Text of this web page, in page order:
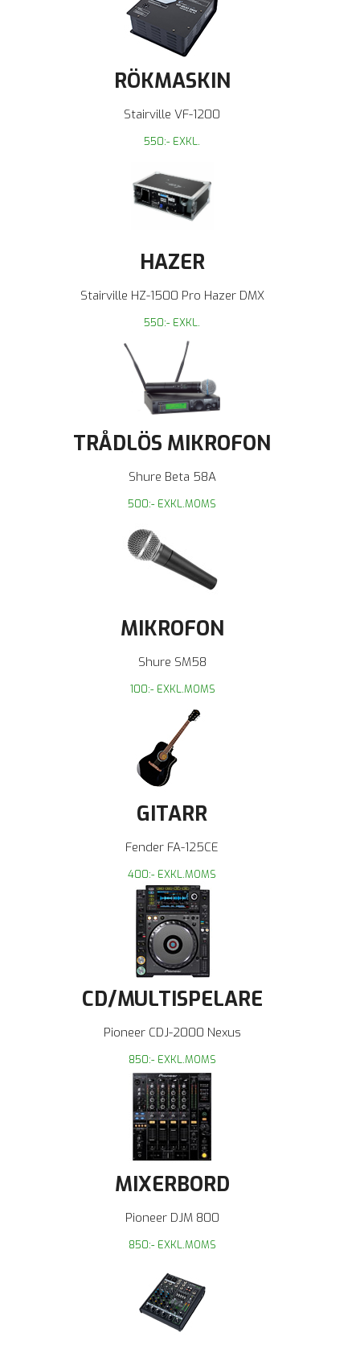
RÖKMASKIN
Stairville VF-1200
550:- EXKL.
HAZER
Stairville HZ-1500 Pro Hazer DMX
550:- EXKL.
TRÅDLÖS MIKROFON
Shure Beta 58A
500:- EXKL.MOMS
MIKROFON
Shure SM58
100:- EXKL.MOMS
GITARR
Fender FA-125CE
400:- EXKL.MOMS
CD/MULTISPELARE
Pioneer CDJ-2000 Nexus
850:- EXKL.MOMS
MIXERBORD
Pioneer DJM 800
850:- EXKL.MOMS